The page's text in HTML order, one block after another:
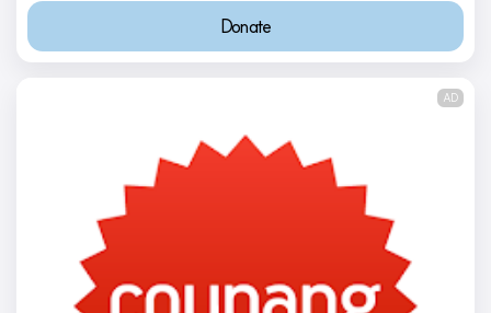
Donate
AD